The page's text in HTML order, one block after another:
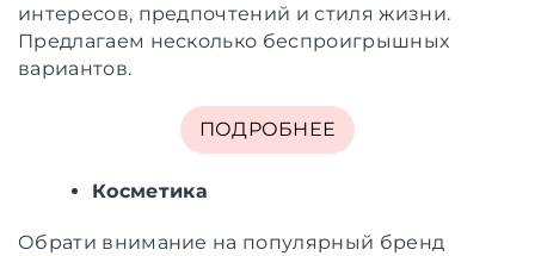
интересов, предпочтений и стиля жизни.
Предлагаем несколько беспроигрышных
вариантов.
ПОДРОБНЕЕ
Косметика
Обрати внимание на популярный бренд